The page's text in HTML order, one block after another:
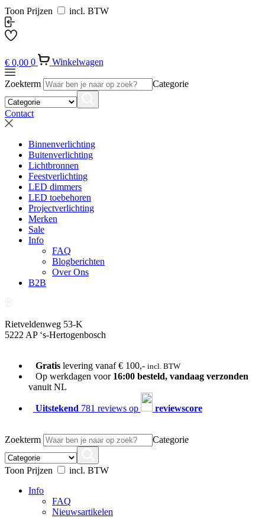
Toon Prijzen incl. BTW
€ 0,00 0 Winkelwagen
Zoekterm Categorie
Contact
Binnenverlichting
Buitenverlichting
Lichtbronnen
Feestverlichting
LED dimmers
LED toebehoren
Projectverlichting
Merken
Sale
Info
FAQ
Blogberichten
Over Ons
B2B
Rietveldenweg 53-K
5222 AP ‘s-Hertogenbosch
Gratislevering vanaf € 100,- incl. BTW
Op werkdagen voor 16:00 besteld, vandaag verzonden
vanuit NL
Uitstekend 781 reviews op reviewscore
Zoekterm Categorie
Toon Prijzen
incl. BTW
Info
FAQ
Nieuwsartikelen